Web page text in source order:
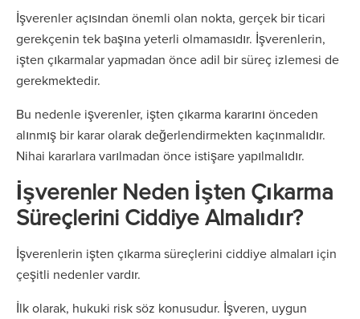
İşverenler açısından önemli olan nokta, gerçek bir ticari
gerekçenin tek başına yeterli olmamasıdır. İşverenlerin,
işten çıkarmalar yapmadan önce adil bir süreç izlemesi de
gerekmektedir.
Bu nedenle işverenler, işten çıkarma kararını önceden
alınmış bir karar olarak değerlendirmekten kaçınmalıdır.
Nihai kararlara varılmadan önce istişare yapılmalıdır.
İşverenler Neden İşten Çıkarma
Süreçlerini Ciddiye Almalıdır?
İşverenlerin işten çıkarma süreçlerini ciddiye almaları için
çeşitli nedenler vardır.
İlk olarak, hukuki risk söz konusudur. İşveren, uygun